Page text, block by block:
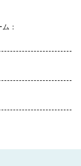
援に資する
：